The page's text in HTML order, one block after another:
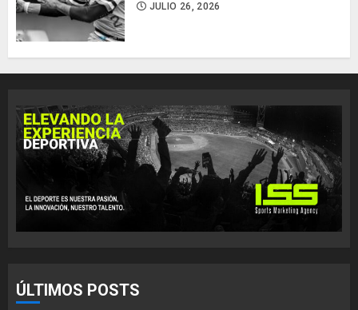
JULIO 26, 2026
ÚLTIMOS POSTS